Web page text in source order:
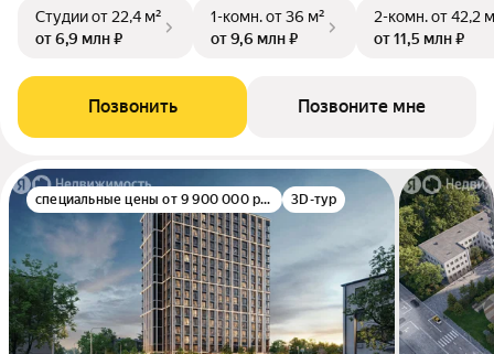
Студииот 22,4 м²
от 6,9 млн ₽
1-комн.от 36 м²
от 9,6 млн ₽
2-комн.от 42,2
от 11,5 млн ₽
Позвонить Позвоните мне
специальные цены от 9 900 000 руб. 3D-тур